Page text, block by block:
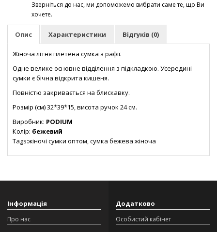
Зверніться до нас, ми допоможемо вибрати саме те, що Ви
хочете.
Опис Характеристики Відгуків (0)
Жіноча літня плетена сумка з рафії.
Одне велике основне відділення з підкладкою. Усередині
сумки є бічна відкрита кишеня.
Повністю закривається на блискавку.
Розмір (см) 32*39*15, висота ручок 24 см.
Виробник: PODIUM
Колір: бежевий
Tags:жіночі сумки оптом, сумка бежева жіноча
Інформація
Про нас
Додатково
Особистий кабінет